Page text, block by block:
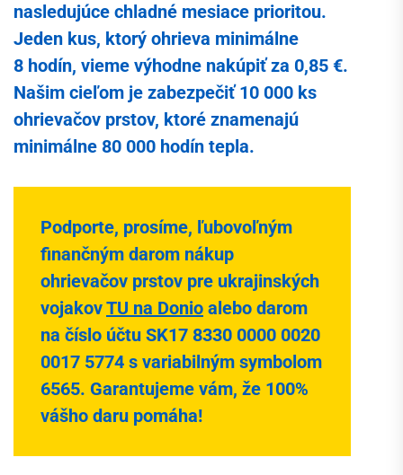
nasledujúce chladné mesiace prioritou.
Jeden kus, ktorý ohrieva minimálne
8 hodín, vieme výhodne nakúpiť za 0,85 €.
Našim cieľom je zabezpečiť 10 000 ks
ohrievačov prstov, ktoré znamenajú
minimálne 80 000 hodín tepla.
Podporte, prosíme, ľubovoľným
finančným darom nákup
ohrievačov prstov pre ukrajinských
vojakovTU na Donio alebo darom
na číslo účtu SK17 8330 0000 0020
0017 5774 s variabilným symbolom
6565. Garantujeme vám, že 100%
vášho daru pomáha!